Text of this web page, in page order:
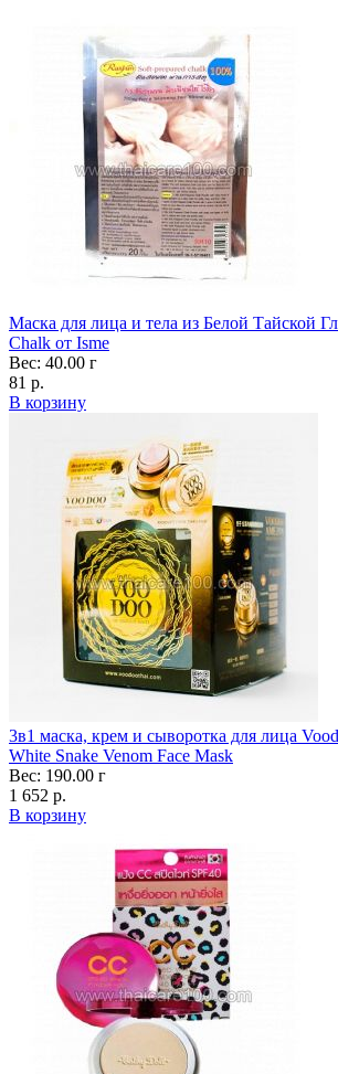
Маска для лица и тела из Белой Тайской
Chalk от Isme
Вес: 40.00 г
81 р.
В корзину
3в1 маска, крем и сыворотка для лица
White Snake Venom Face Mask
Вес: 190.00 г
1 652 р.
В корзину